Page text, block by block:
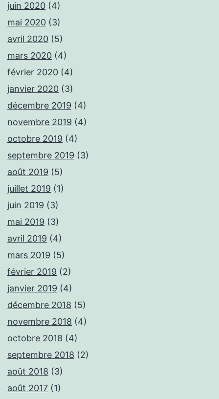
juin 2020 (4)
mai 2020 (3)
avril 2020 (5)
mars 2020 (4)
février 2020 (4)
janvier 2020 (3)
décembre 2019 (4)
novembre 2019 (4)
octobre 2019 (4)
septembre 2019 (3)
août 2019 (5)
juillet 2019 (1)
juin 2019 (3)
mai 2019 (3)
avril 2019 (4)
mars 2019 (5)
février 2019 (2)
janvier 2019 (4)
décembre 2018 (5)
novembre 2018 (4)
octobre 2018 (4)
septembre 2018 (2)
août 2018 (3)
août 2017 (1)